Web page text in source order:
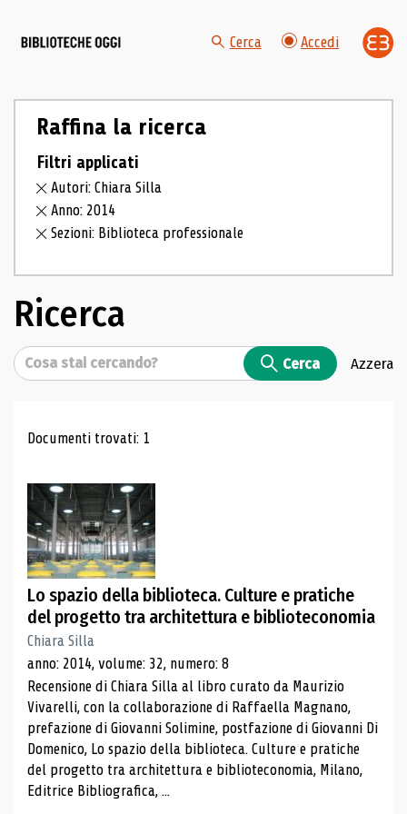
Cerca Accedi
Raffina la ricerca
Filtri applicati
Autori: Chiara Silla
Anno: 2014
Sezioni: Biblioteca professionale
Ricerca
Cerca Cerca Azzera
Risultati di ricerca
Documenti trovati: 1
Lo spazio della biblioteca. Culture e pratiche
del progetto tra architettura e biblioteconomia
Chiara Silla
anno: 2014, volume: 32, numero: 8
Recensione di Chiara Silla al libro curato da Maurizio
Vivarelli, con la collaborazione di Raffaella Magnano,
prefazione di Giovanni Solimine, postfazione di Giovanni Di
Domenico, Lo spazio della biblioteca. Culture e pratiche
del progetto tra architettura e biblioteconomia, Milano,
Editrice Bibliografica, ...